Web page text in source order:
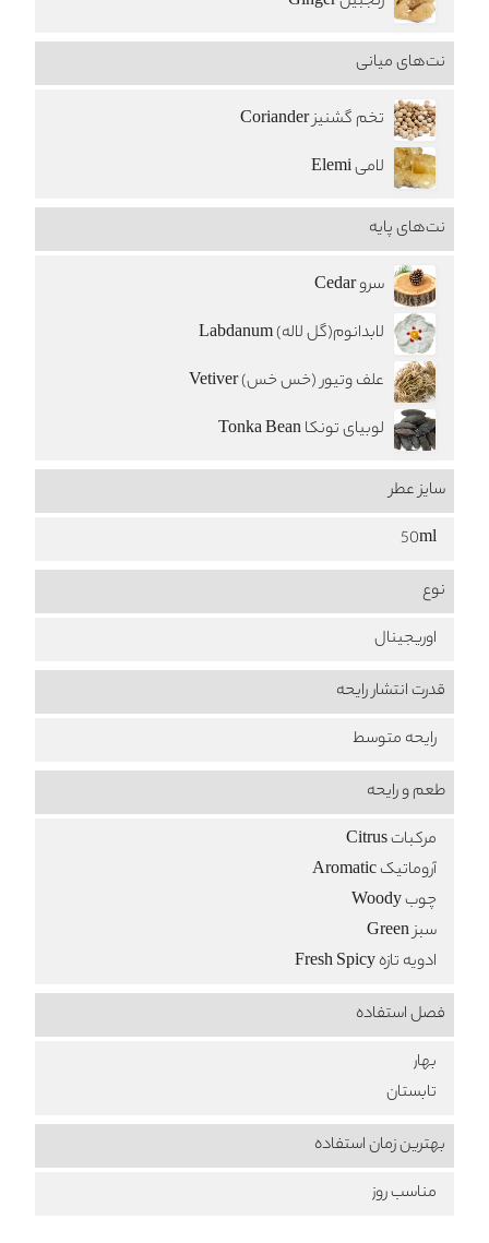
نت‌های میانی
تخم گشنیز Coriander
لامی Elemi
نت‌های پایه
سرو Cedar
لابدانوم(گل لاله) Labdanum
علف وتیور (خس خس) Vetiver
لوبیای تونکا Tonka Bean
سایز عطر
50ml
نوع
اوریجینال
قدرت انتشار رایحه
رایحه متوسط
طعم‌ و رایحه
مرکبات Citrus
آروماتیک Aromatic
چوب Woody
سبز Green
ادویه تازه Fresh Spicy
فصل استفاده
بهار
تابستان
بهترین زمان استفاده
مناسب روز